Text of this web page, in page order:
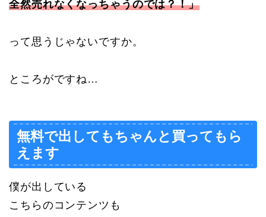
全然売れなくなっちゃうのでは？！」
って思うじゃないですか。
ところがですね…
無料で出してもちゃんと買ってもら
えます
僕が出している
こちらのコンテンツも